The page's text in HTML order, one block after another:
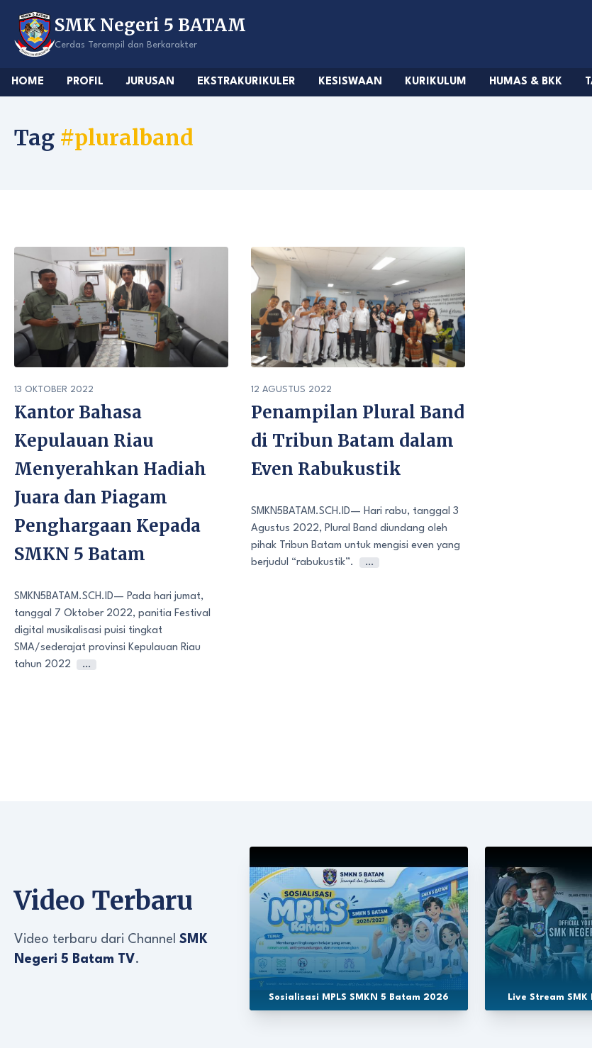
content
SMK Negeri 5 BATAM
Cerdas Terampil dan Berkarakter
HOME PROFIL JURUSAN EKSTRAKURIKULER KESISWAAN KURIKULUM HUMAS & BKK
Tag #pluralband
13 OKTOBER 2022
Kantor Bahasa
Kepulauan Riau
Menyerahkan Hadiah
Juara dan Piagam
Penghargaan Kepada
SMKN 5 Batam
SMKN5BATAM.SCH.ID— Pada hari jumat,
tanggal 7 Oktober 2022, panitia Festival
digital musikalisasi puisi tingkat
SMA/sederajat provinsi Kepulauan Riau
tahun 2022
…
12 AGUSTUS 2022
Penampilan Plural Band
di Tribun Batam dalam
Even Rabukustik
SMKN5BATAM.SCH.ID— Hari rabu, tanggal 3
Agustus 2022, Plural Band diundang oleh
pihak Tribun Batam untuk mengisi even yang
berjudul “rabukustik”.
…
Video Terbaru
Video terbaru dari Channel SMK
Negeri 5 Batam TV.
Sosialisasi MPLS SMKN 5 Batam 2026 Live Stream